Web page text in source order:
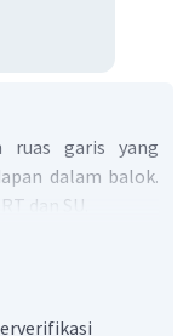
ruas garis yang
dalam balok.
dan SU.